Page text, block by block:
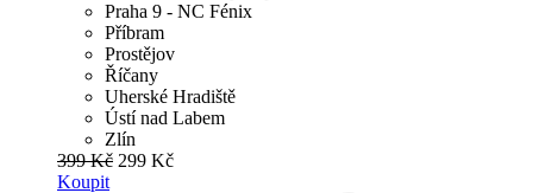
Praha 9 - NC Fénix
Příbram
Prostějov
Říčany
Uherské Hradiště
Ústí nad Labem
Zlín
399 Kč 299 Kč
Koupit